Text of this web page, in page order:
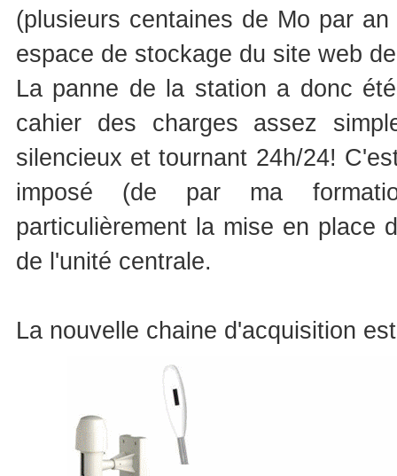
(plusieurs centaines de Mo par
espace de stockage du site web
La panne de la station a donc
cahier des charges assez
silencieux et tournant 24h/24!
imposé (de par ma
particulièrement la mise en place
de l'unité centrale.
La nouvelle chaine d'acquisition